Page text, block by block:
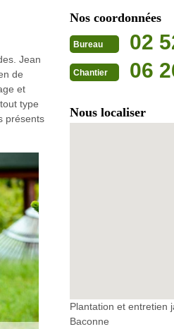
Jean
de
et
type
présents
Nos coordonnées
Bureau 02
Chantier 06
Nous localiser
Plantation et entretien
Baconne